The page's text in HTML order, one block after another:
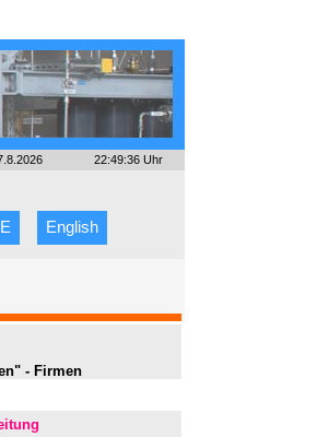
22:49:36 Uhr
English
- Firmen